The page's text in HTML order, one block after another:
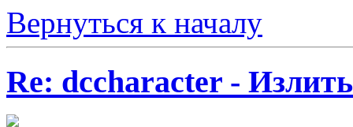
Вернуться к началу
Re: dccharacter -